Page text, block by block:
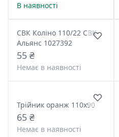
В наявності
СВК Коліно 110/22 СВК-
Альянс 1027392
55 ₴
Немає в наявності
Трійник оранж 110х90
65 ₴
Немає в наявності